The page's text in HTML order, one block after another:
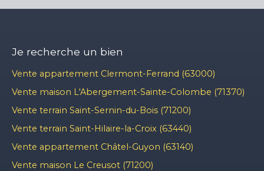
Je recherche un bien
Vente appartement Clermont-Ferrand (63000)
Vente maison L'Abergement-Sainte-Colombe (71370)
Vente terrain Saint-Sernin-du-Bois (71200)
Vente terrain Saint-Hilaire-la-Croix (63440)
Vente appartement Châtel-Guyon (63140)
Vente maison Le Creusot (71200)